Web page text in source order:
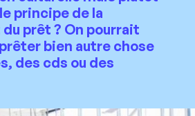
principe de la
prêt ? On pourrait
bien autre chose
des cds ou des